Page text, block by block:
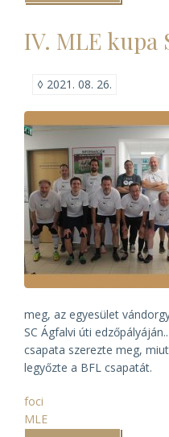
válaszott
Magyar
IV. MLE kupa
◊ 2021. 08. 26.
meg, az egyesület
SC Ágfalvi úti
csapata szerezte meg,
legyőzte a BFL csapatát.
foci
MLE